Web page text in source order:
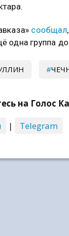
сообщал
одна группа
на Голос
| Telegram